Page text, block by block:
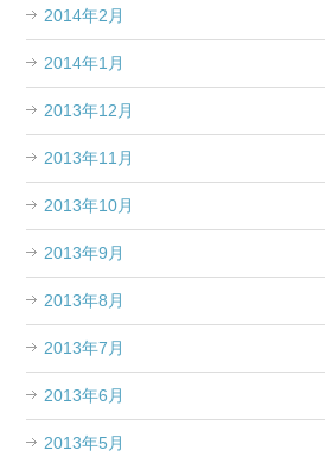
2014年2月
2014年1月
2013年12月
2013年11月
2013年10月
2013年9月
2013年8月
2013年7月
2013年6月
2013年5月